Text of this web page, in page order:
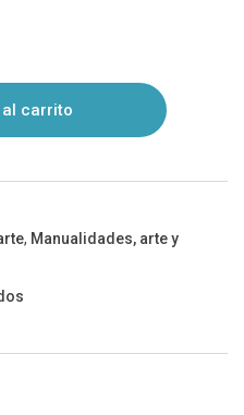
carrito
, Manualidades, arte y